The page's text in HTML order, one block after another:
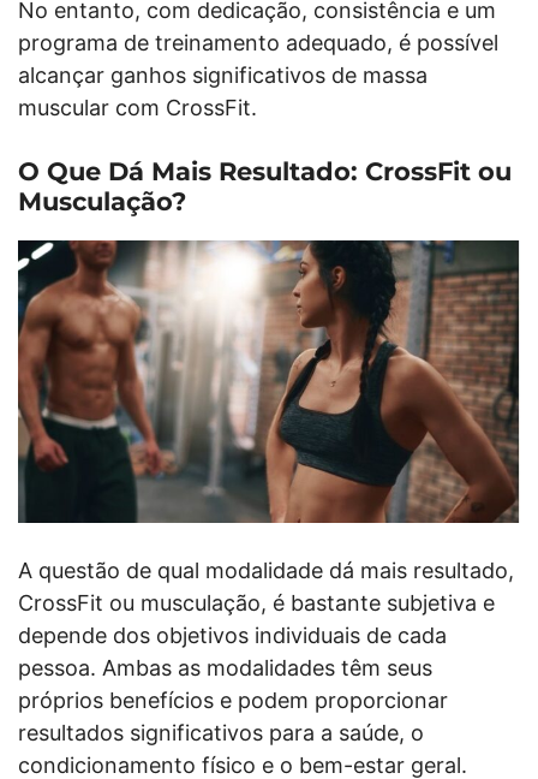
No entanto, com dedicação, consistência e um
programa de treinamento adequado, é possível
alcançar ganhos significativos de massa
muscular com CrossFit.
O Que Dá Mais Resultado: CrossFit ou
Musculação?
A questão de qual modalidade dá mais resultado,
CrossFit ou musculação, é bastante subjetiva e
depende dos objetivos individuais de cada
pessoa. Ambas as modalidades têm seus
próprios benefícios e podem proporcionar
resultados significativos para a saúde, o
condicionamento físico e o bem-estar geral.